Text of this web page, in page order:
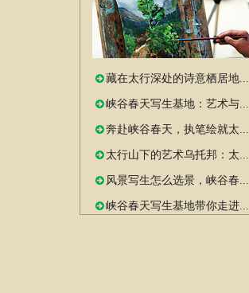
藏在太行深处的诗意栖居地...
峡谷春天写生基地：艺术与...
奔赴峡谷春天，执笔绘就太...
太行山下的艺术乌托邦：太...
风景写生怎么选景，峡谷春...
峡谷春天写生基地带你走进...